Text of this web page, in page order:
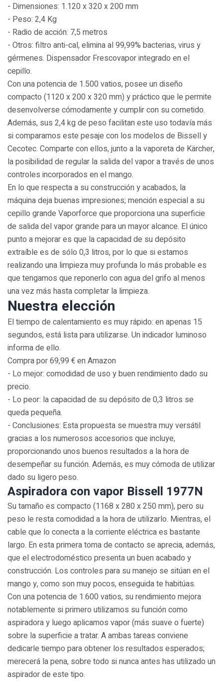
- Dimensiones: 1.120 x 320 x 200 mm
- Peso: 2,4 Kg
- Radio de acción: 7,5 metros
- Otros: filtro anti-cal, elimina al 99,99% bacterias, virus y
gérmenes. Dispensador Frescovapor integrado en el
cepillo.
Con una potencia de 1.500 vatios, posee un diseño
compacto (1120 x 200 x 320 mm) y práctico que le permite
desenvolverse cómodamente y cumplir con su cometido.
Además, sus 2,4 kg de peso facilitan este uso todavía más
si comparamos este pesaje con los modelos de Bissell y
Cecotec. Comparte con ellos, junto a la vaporeta de Kärcher,
la posibilidad de regular la salida del vapor a través de unos
controles incorporados en el mango.
En lo que respecta a su construcción y acabados, la
máquina deja buenas impresiones; mención especial a su
cepillo grande Vaporforce que proporciona una superficie
de salida del vapor grande para un mayor alcance. El único
punto a mejorar es que la capacidad de su depósito
extraíble es de sólo 0,3 litros, por lo que si estamos
realizando una limpieza muy profunda lo más probable es
que tengamos que reponerlo con agua del grifo al menos
una vez más hasta completar la limpieza.
Nuestra elección
El tiempo de calentamiento es muy rápido: en apenas 15
segundos, está lista para utilizarse. Un indicador luminoso
informa de ello.
Compra por 69,99 € en Amazon
- Lo mejor: comodidad de uso y buen rendimiento dado su
precio.
- Lo peor: la capacidad de su depósito de 0,3 litros se
queda pequeña.
- Conclusiones: Esta propuesta se muestra muy versátil
gracias a los numerosos accesorios que incluye,
proporcionando unos buenos resultados a la hora de
desempeñar su función. Además, es muy cómoda de utilizar
dado su ligero peso.
Aspiradora con vapor Bissell 1977N
Su tamaño es compacto (1168 x 280 x 250 mm), pero su
peso le resta comodidad a la hora de utilizarlo. Mientras, el
cable que lo conecta a la corriente eléctrica es bastante
largo. En esta primera toma de contacto se aprecia, además,
que el electrodoméstico presenta un buen acabado y
construcción. Los controles para su manejo se sitúan en el
mango y, como son muy pocos, enseguida te habitúas.
Con una potencia de 1.600 vatios, su rendimiento mejora
notablemente si primero utilizamos su función como
aspiradora y luego aplicamos vapor (más suave o fuerte)
sobre la superficie a tratar. A ambas tareas conviene
dedicarle tiempo para obtener los resultados esperados;
merecerá la pena, sobre todo si nunca antes has utilizado un
aspirador de este tipo.